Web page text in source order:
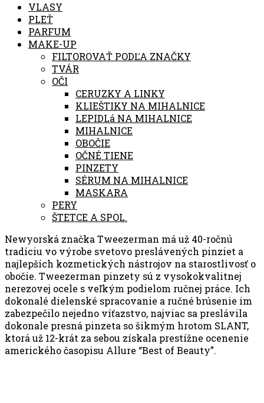
VLASY
PLEŤ
PARFUM
MAKE-UP
FILTOROVAŤ PODĽA ZNAČKY
TVÁR
OČI
CERUZKY A LINKY
KLIEŠTIKY NA MIHALNICE
LEPIDLá NA MIHALNICE
MIHALNICE
OBOČIE
OČNÉ TIENE
PINZETY
SÉRUM NA MIHALNICE
MASKARA
PERY
ŠTETCE A SPOL.
Newyorská značka Tweezerman má už 40-ročnú
tradíciu vo výrobe svetovo preslávených pinziet a
najlepších kozmetických nástrojov na starostlivosť o
obočie. Tweezerman pinzety sú z vysokokvalitnej
nerezovej ocele s veľkým podielom ručnej práce. Ich
dokonalé dielenské spracovanie a ručné brúsenie im
zabezpečilo nejedno víťazstvo, najviac sa preslávila
dokonale presná pinzeta so šikmým hrotom SLANT,
ktorá už 12-krát za sebou získala prestížne ocenenie
amerického časopisu Allure “Best of Beauty”.